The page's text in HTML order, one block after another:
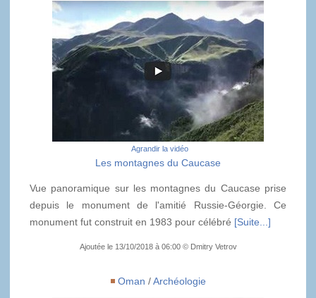
Agrandir la vidéo
Les montagnes du Caucase
Vue panoramique sur les montagnes du Caucase prise
depuis le monument de l'amitié Russie-Géorgie. Ce
monument fut construit en 1983 pour célébré [Suite...]
Ajoutée le 13/10/2018 à 06:00 © Dmitry Vetrov
Oman /Archéologie